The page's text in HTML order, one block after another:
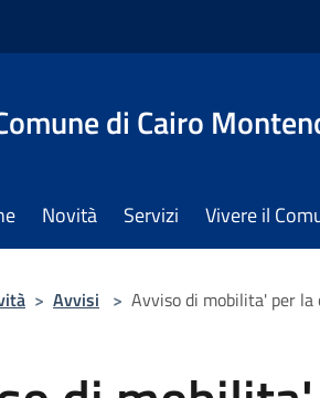
di Cairo
Novità Servizi Vivere il
> Avvisi > Avviso di mobilita' per